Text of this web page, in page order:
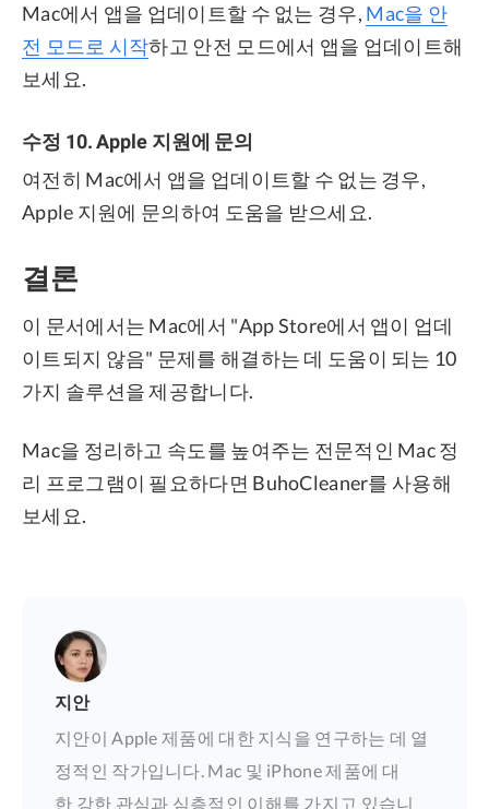
Mac에서 앱을 업데이트할 수 없는 경우, Mac을 안
전 모드로 시작하고 안전 모드에서 앱을 업데이트해
보세요.
수정 10. Apple 지원에 문의
여전히 Mac에서 앱을 업데이트할 수 없는 경우,
Apple 지원에 문의하여 도움을 받으세요.
결론
이 문서에서는 Mac에서 "App Store에서 앱이 업데
이트되지 않음" 문제를 해결하는 데 도움이 되는 10
가지 솔루션을 제공합니다.
Mac을 정리하고 속도를 높여주는 전문적인 Mac 정
리 프로그램이 필요하다면 BuhoCleaner를 사용해
보세요.
지안
지안이 Apple 제품에 대한 지식을 연구하는 데 열
정적인 작가입니다. Mac 및 iPhone 제품에 대
한 강한 관심과 심층적인 이해를 가지고 있습니